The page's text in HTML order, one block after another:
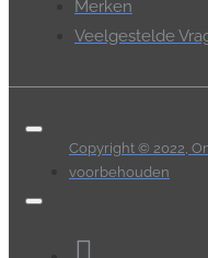
Merken
Veelgestelde
Copyright © 2022,
voorbehouden